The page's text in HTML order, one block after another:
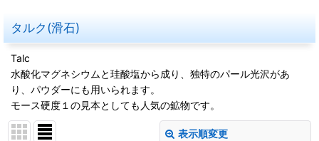
タルク(滑石)
Talc
水酸化マグネシウムと珪酸塩から成り、独特のパール光沢があ
り、パウダーにも用いられます。
モース硬度１の見本としても人気の鉱物です。
表示順変更